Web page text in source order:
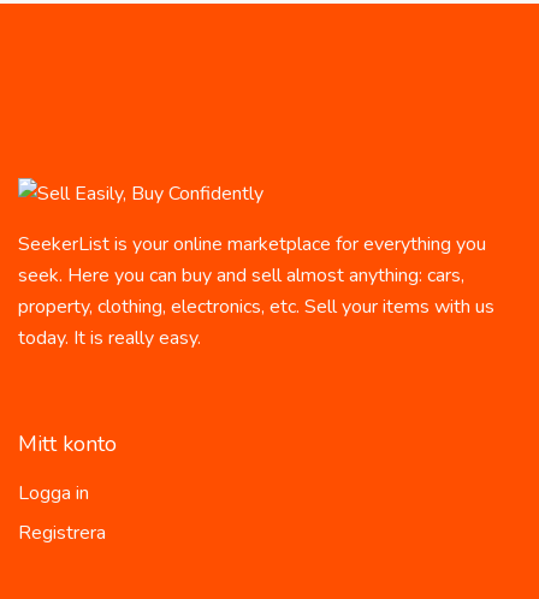
SeekerList is your online marketplace for everything you
seek. Here you can buy and sell almost anything: cars,
property, clothing, electronics, etc. Sell your items with us
today. It is really easy.
Mitt konto
Logga in
Registrera